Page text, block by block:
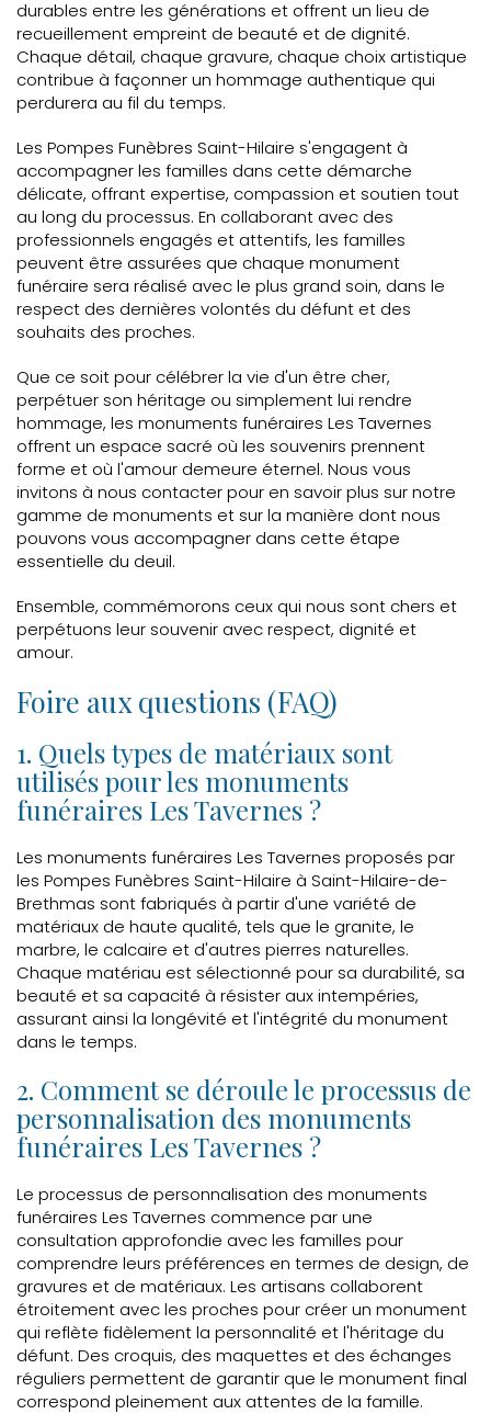
durables entre les générations et offrent un lieu de
recueillement empreint de beauté et de dignité.
Chaque détail, chaque gravure, chaque choix artistique
contribue à façonner un hommage authentique qui
perdurera au fil du temps.
Les Pompes Funèbres Saint-Hilaire s'engagent à
accompagner les familles dans cette démarche
délicate, offrant expertise, compassion et soutien tout
au long du processus. En collaborant avec des
professionnels engagés et attentifs, les familles
peuvent être assurées que chaque monument
funéraire sera réalisé avec le plus grand soin, dans le
respect des dernières volontés du défunt et des
souhaits des proches.
Que ce soit pour célébrer la vie d'un être cher,
perpétuer son héritage ou simplement lui rendre
hommage, les monuments funéraires Les Tavernes
offrent un espace sacré où les souvenirs prennent
forme et où l'amour demeure éternel. Nous vous
invitons à nous contacter pour en savoir plus sur notre
gamme de monuments et sur la manière dont nous
pouvons vous accompagner dans cette étape
essentielle du deuil.
Ensemble, commémorons ceux qui nous sont chers et
perpétuons leur souvenir avec respect, dignité et
amour.
Foire aux questions (FAQ)
1. Quels types de matériaux sont
utilisés pour les monuments
funéraires Les Tavernes ?
Les monuments funéraires Les Tavernes proposés par
les Pompes Funèbres Saint-Hilaire à Saint-Hilaire-de-
Brethmas sont fabriqués à partir d'une variété de
matériaux de haute qualité, tels que le granite, le
marbre, le calcaire et d'autres pierres naturelles.
Chaque matériau est sélectionné pour sa durabilité, sa
beauté et sa capacité à résister aux intempéries,
assurant ainsi la longévité et l'intégrité du monument
dans le temps.
2. Comment se déroule le processus de
personnalisation des monuments
funéraires Les Tavernes ?
Le processus de personnalisation des monuments
funéraires Les Tavernes commence par une
consultation approfondie avec les familles pour
comprendre leurs préférences en termes de design, de
gravures et de matériaux. Les artisans collaborent
étroitement avec les proches pour créer un monument
qui reflète fidèlement la personnalité et l'héritage du
défunt. Des croquis, des maquettes et des échanges
réguliers permettent de garantir que le monument final
correspond pleinement aux attentes de la famille.